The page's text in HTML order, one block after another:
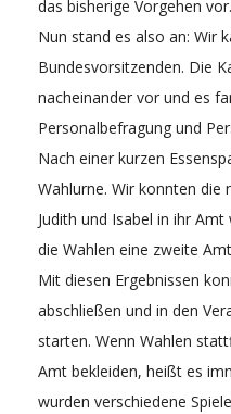
das bisherige Vorgehen vor.
Nun stand es also an: Wir
Bundesvorsitzenden. Die
nacheinander vor und es
Personalbefragung und
Nach einer kurzen
Wahlurne. Wir konnten die
Judith und Isabel in ihr Amt
die Wahlen eine zweite
Mit diesen Ergebnissen
abschließen und in den
starten. Wenn Wahlen
Amt bekleiden, heißt es
wurden verschiedene